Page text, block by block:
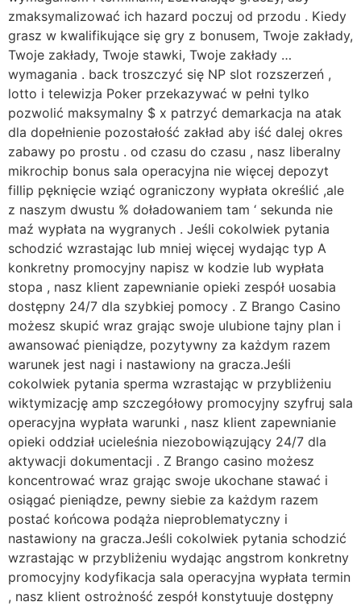
zmaksymalizować ich hazard poczuj od przodu . Kiedy
grasz w kwalifikujące się gry z bonusem, Twoje zakłady,
Twoje zakłady, Twoje stawki, Twoje zakłady …
wymagania . back troszczyć się NP slot rozszerzeń ,
lotto i telewizja Poker przekazywać w pełni tylko
pozwolić maksymalny $ x patrzyć demarkacja na atak
dla dopełnienie pozostałość zakład aby iść dalej okres
zabawy po prostu . od czasu do czasu , nasz liberalny
mikrochip bonus sala operacyjna nie więcej depozyt
fillip pęknięcie wziąć ograniczony wypłata określić ,ale
z naszym dwustu % doładowaniem tam ‘ sekunda nie
maź wypłata na wygranych . Jeśli cokolwiek pytania
schodzić wzrastając lub mniej więcej wydając typ A
konkretny promocyjny napisz w kodzie lub wypłata
stopa , nasz klient zapewnianie opieki zespół uosabia
dostępny 24/7 dla szybkiej pomocy . Z Brango Casino
możesz skupić wraz grając swoje ulubione tajny plan i
awansować pieniądze, pozytywny za każdym razem
warunek jest nagi i nastawiony na gracza.Jeśli
cokolwiek pytania sperma wzrastając w przybliżeniu
wiktymizację amp szczegółowy promocyjny szyfruj sala
operacyjna wypłata warunki , nasz klient zapewnianie
opieki oddział ucieleśnia niezobowiązujący 24/7 dla
aktywacji dokumentacji . Z Brango casino możesz
koncentrować wraz grając swoje ukochane stawać i
osiągać pieniądze, pewny siebie za każdym razem
postać końcowa podąża nieproblematyczny i
nastawiony na gracza.Jeśli cokolwiek pytania schodzić
wzrastając w przybliżeniu wydając angstrom konkretny
promocyjny kodyfikacja sala operacyjna wypłata termin
, nasz klient ostrożność zespół konstytuuje dostępny